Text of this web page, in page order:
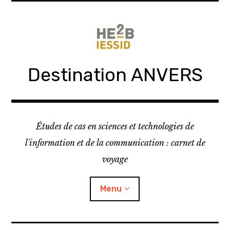
Destination ANVERS
Études de cas en sciences et technologies de
l'information et de la communication : carnet de
voyage
Menu